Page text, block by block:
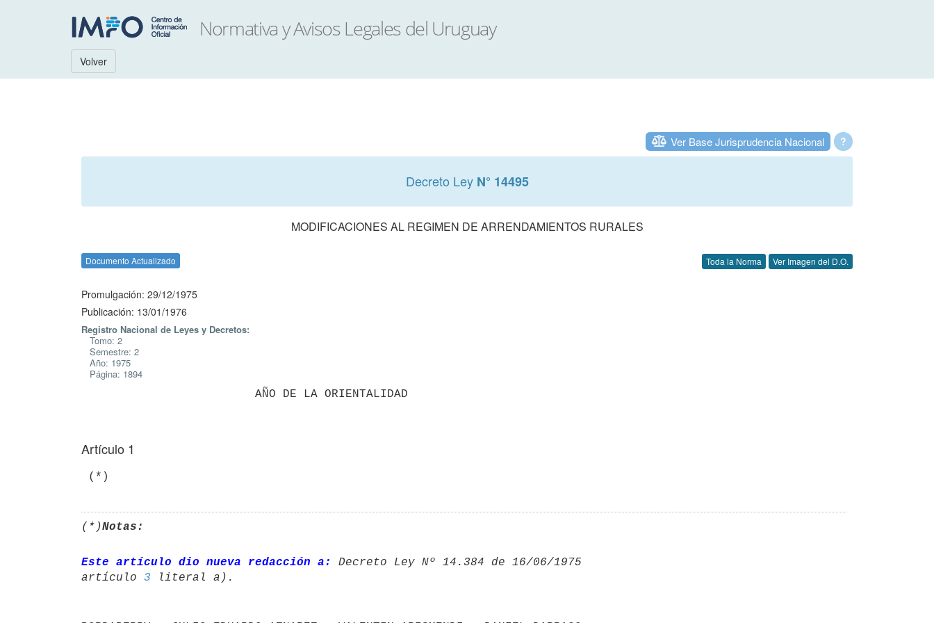
Volver
?
Ver Base Jurisprudencia Nacional
Decreto Ley N° 14495
MODIFICACIONES AL REGIMEN DE ARRENDAMIENTOS RURALES
Documento Actualizado Toda la Norma Ver Imagen del D.O.
Promulgación: 29/12/1975
Publicación: 13/01/1976
Registro Nacional de Leyes y Decretos:
Tomo: 2
Semestre: 2
Año: 1975
Página: 1894
Artículo 1
(*)Notas:
Este artículo dio nueva redacción a:
Decreto Ley Nº 14.384 de 16/06/1975
artículo 3